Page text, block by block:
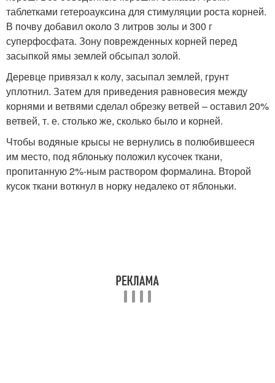
таблетками гетероауксина для стимуляции роста корней.
В почву добавил около 3 литров золы и 300 г
суперфосфата. Зону поврежденных корней перед
засыпкой ямы землей обсыпал золой.
Деревце привязал к колу, засыпал землей, грунт
уплотнил. Затем для приведения равновесия между
корнями и ветвями сделал обрезку ветвей – оставил 20%
ветвей, т. е. столько же, сколько было и корней.
Чтобы водяные крысы не вернулись в полюбившееся
им место, под яблоньку положил кусочек ткани,
пропитанную 2%-ным раствором формалина. Второй
кусок ткани воткнул в норку недалеко от яблоньки.